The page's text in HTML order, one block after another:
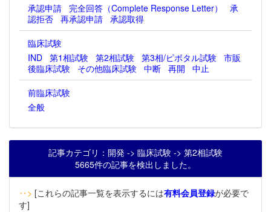
承認申請
完全回答（Complete Response Letter）
承
認拒否 再承認申請 承認取得
臨床試験
IND 第1相試験 第2相試験 第3相/ピボタル試験 市販
後臨床試験
その他臨床試験 中断 再開
中止
前臨床試験
全般
記事カテゴリ：開発 -> 臨床試験 -> 第2相試験
5665件の記事を検出しました。
‥> [これらの記事一覧を表示するには有料会員登録が必要で
す]